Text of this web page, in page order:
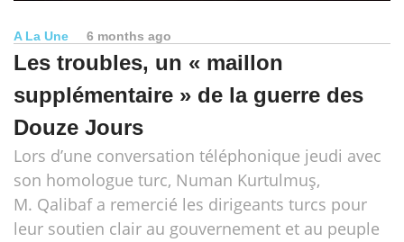
A La Une 6 months ago
Les troubles, un « maillon
supplémentaire » de la guerre des
Douze Jours
Lors d’une conversation téléphonique jeudi avec
son homologue turc, Numan Kurtulmuş,
M. Qalibaf a remercié les dirigeants turcs pour
leur soutien clair au gouvernement et au peuple